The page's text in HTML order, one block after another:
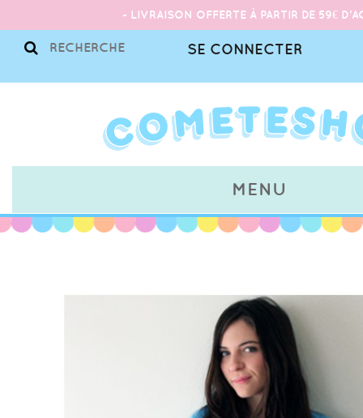
- LIVRAISON OFFERTE À PARTIR DE 59€
SE CONNECTER
MENU